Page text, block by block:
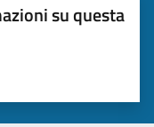
su questa